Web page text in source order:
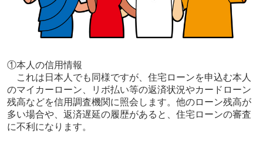
①本人の信用情報
これは日本人でも同様ですが、住宅ローンを申込む本人
のマイカーローン、リボ払い等の返済状況やカードローン
残高などを信用調査機関に照会します。他のローン残高が
多い場合や、返済遅延の履歴があると、住宅ローンの審査
に不利になります。